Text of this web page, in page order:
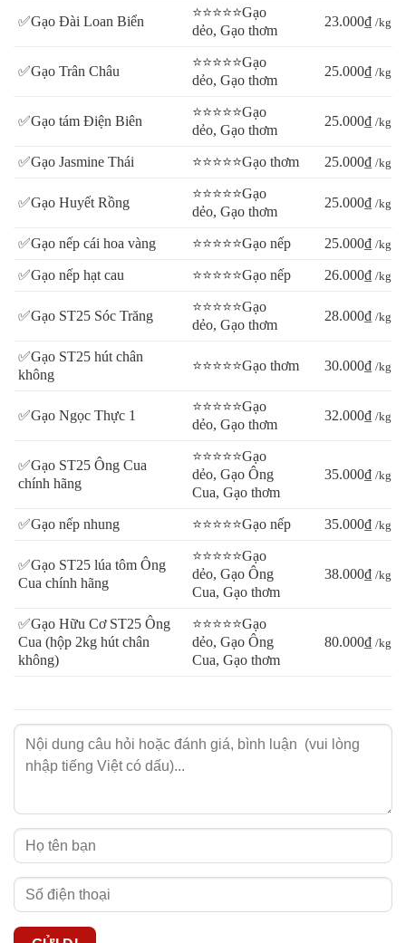
✅Gạo Đài Loan Biển
⭐⭐⭐⭐⭐Gạo
dẻo, Gạo thơm
23.000₫ /kg
✅Gạo Trân Châu
⭐⭐⭐⭐⭐Gạo
dẻo, Gạo thơm
25.000₫ /kg
✅Gạo tám Điện Biên
⭐⭐⭐⭐⭐Gạo
dẻo, Gạo thơm
25.000₫ /kg
✅Gạo Jasmine Thái ⭐⭐⭐⭐⭐Gạo thơm 25.000₫ /kg
✅Gạo Huyết Rồng
⭐⭐⭐⭐⭐Gạo
dẻo, Gạo thơm
25.000₫ /kg
✅Gạo nếp cái hoa vàng ⭐⭐⭐⭐⭐Gạo nếp 25.000₫ /kg
✅Gạo nếp hạt cau ⭐⭐⭐⭐⭐Gạo nếp 26.000₫ /kg
✅Gạo ST25 Sóc Trăng
⭐⭐⭐⭐⭐Gạo
dẻo, Gạo thơm
28.000₫ /kg
✅Gạo ST25 hút chân
không
⭐⭐⭐⭐⭐Gạo thơm 30.000₫ /kg
✅Gạo Ngọc Thực 1
⭐⭐⭐⭐⭐Gạo
dẻo, Gạo thơm
32.000₫ /kg
✅Gạo ST25 Ông Cua
chính hãng
⭐⭐⭐⭐⭐Gạo
dẻo, Gạo Ông
Cua, Gạo thơm
35.000₫ /kg
✅Gạo nếp nhung ⭐⭐⭐⭐⭐Gạo nếp 35.000₫ /kg
✅Gạo ST25 lúa tôm Ông
Cua chính hãng
⭐⭐⭐⭐⭐Gạo
dẻo, Gạo Ông
Cua, Gạo thơm
38.000₫ /kg
✅Gạo Hữu Cơ ST25 Ông
Cua (hộp 2kg hút chân
không)
⭐⭐⭐⭐⭐Gạo
dẻo, Gạo Ông
Cua, Gạo thơm
80.000₫ /kg